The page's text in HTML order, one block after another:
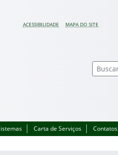
ACESSIBILIDADE MAPA DO SITE
Carta de Serviços Contatos